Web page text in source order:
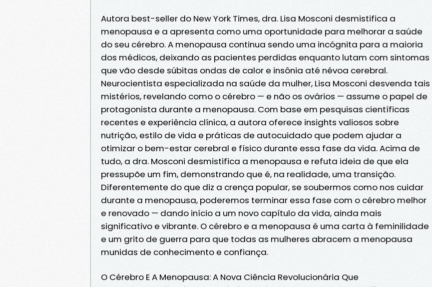
Autora best-seller do New York Times, dra. Lisa Mosconi desmistifica a
menopausa e a apresenta como uma oportunidade para melhorar a saúde
do seu cérebro. A menopausa continua sendo uma incógnita para a maioria
dos médicos, deixando as pacientes perdidas enquanto lutam com sintomas
que vão desde súbitas ondas de calor e insônia até névoa cerebral.
Neurocientista especializada na saúde da mulher, Lisa Mosconi desvenda tais
mistérios, revelando como o cérebro — e não os ovários — assume o papel de
protagonista durante a menopausa. Com base em pesquisas científicas
recentes e experiência clínica, a autora oferece insights valiosos sobre
nutrição, estilo de vida e práticas de autocuidado que podem ajudar a
otimizar o bem-estar cerebral e físico durante essa fase da vida. Acima de
tudo, a dra. Mosconi desmistifica a menopausa e refuta ideia de que ela
pressupõe um fim, demonstrando que é, na realidade, uma transição.
Diferentemente do que diz a crença popular, se soubermos como nos cuidar
durante a menopausa, poderemos terminar essa fase com o cérebro melhor
e renovado — dando início a um novo capítulo da vida, ainda mais
significativo e vibrante. O cérebro e a menopausa é uma carta à feminilidade
e um grito de guerra para que todas as mulheres abracem a menopausa
munidas de conhecimento e confiança.
O Cérebro E A Menopausa: A Nova Ciência Revolucionária Que